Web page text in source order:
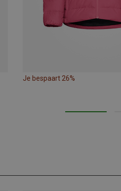
Je bespaart 26%